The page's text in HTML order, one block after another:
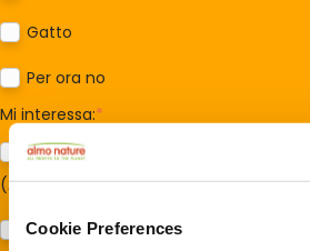
Cookie Preferences
Gatto
Per ora no
Mi interessa:*
Sostegno al modello della
(Almonature - Fondazione Capellino)
Protezione della biodiversità